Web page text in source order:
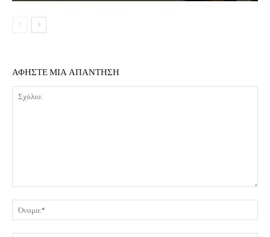
ΑΦΗΣΤΕ ΜΙΑ ΑΠΑΝΤΗΣΗ